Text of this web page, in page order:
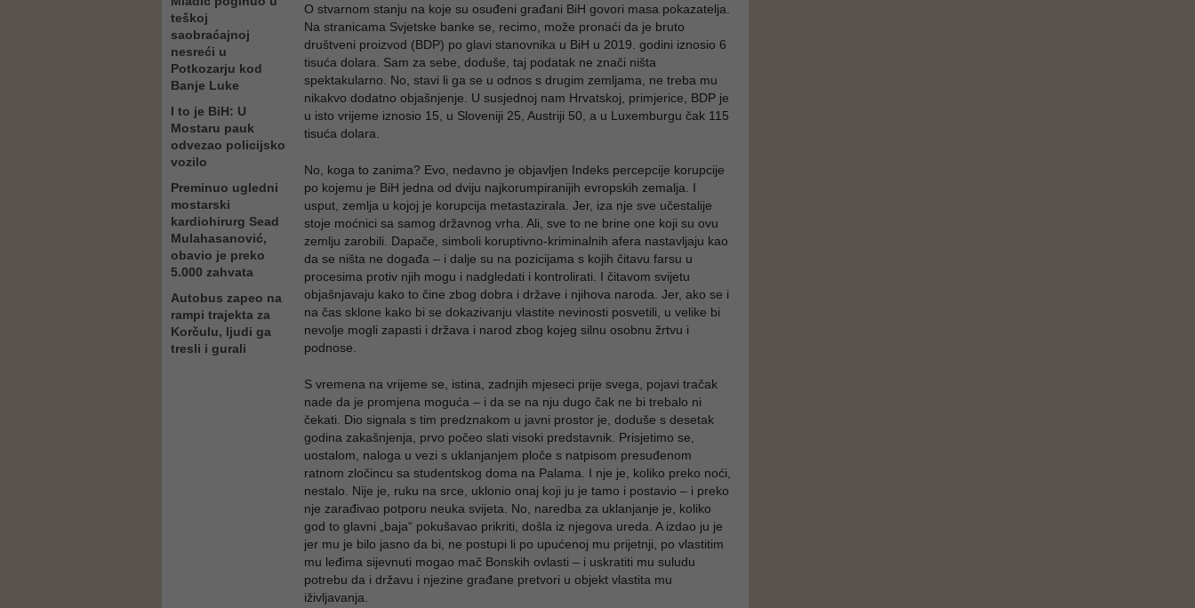
teškoj
saobraćajnoj
nesreći u
Potkozarju kod
Banje Luke
I to je BiH: U
Mostaru pauk
odvezao policijsko
vozilo
Preminuo ugledni
mostarski
kardiohirurg Sead
Mulahasanović,
obavio je preko
5.000 zahvata
Autobus zapeo na
rampi trajekta za
Korčulu, ljudi ga
tresli i gurali
O stvarnom stanju na koje su osuđeni građani BiH govori masa pokazatelja.
Na stranicama Svjetske banke se, recimo, može pronaći da je bruto
društveni proizvod (BDP) po glavi stanovnika u BiH u 2019. godini iznosio 6
tisuća dolara. Sam za sebe, doduše, taj podatak ne znači ništa
spektakularno. No, stavi li ga se u odnos s drugim zemljama, ne treba mu
nikakvo dodatno objašnjenje. U susjednoj nam Hrvatskoj, primjerice, BDP je
u isto vrijeme iznosio 15, u Sloveniji 25, Austriji 50, a u Luxemburgu čak 115
tisuća dolara.
No, koga to zanima? Evo, nedavno je objavljen Indeks percepcije korupcije
po kojemu je BiH jedna od dviju najkorumpiranijih evropskih zemalja. I
usput, zemlja u kojoj je korupcija metastazirala. Jer, iza nje sve učestalije
stoje moćnici sa samog državnog vrha. Ali, sve to ne brine one koji su ovu
zemlju zarobili. Dapače, simboli koruptivno-kriminalnih afera nastavljaju kao
da se ništa ne događa – i dalje su na pozicijama s kojih čitavu farsu u
procesima protiv njih mogu i nadgledati i kontrolirati. I čitavom svijetu
objašnjavaju kako to čine zbog dobra i države i njihova naroda. Jer, ako se i
na čas sklone kako bi se dokazivanju vlastite nevinosti posvetili, u velike bi
nevolje mogli zapasti i država i narod zbog kojeg silnu osobnu žrtvu i
podnose.
S vremena na vrijeme se, istina, zadnjih mjeseci prije svega, pojavi tračak
nade da je promjena moguća – i da se na nju dugo čak ne bi trebalo ni
čekati. Dio signala s tim predznakom u javni prostor je, doduše s desetak
godina zakašnjenja, prvo počeo slati visoki predstavnik. Prisjetimo se,
uostalom, naloga u vezi s uklanjanjem ploče s natpisom presuđenom
ratnom zločincu sa studentskog doma na Palama. I nje je, koliko preko noći,
nestalo. Nije je, ruku na srce, uklonio onaj koji ju je tamo i postavio – i preko
nje zarađivao potporu neuka svijeta. No, naredba za uklanjanje je, koliko
god to glavni „baja“ pokušavao prikriti, došla iz njegova ureda. A izdao ju je
jer mu je bilo jasno da bi, ne postupi li po upućenoj mu prijetnji, po vlastitim
mu leđima sijevnuti mogao mač Bonskih ovlasti – i uskratiti mu suludu
potrebu da i državu i njezine građane pretvori u objekt vlastita mu
iživljavanja.